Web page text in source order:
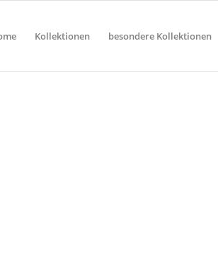
Kollektionen besondere Kollektionen